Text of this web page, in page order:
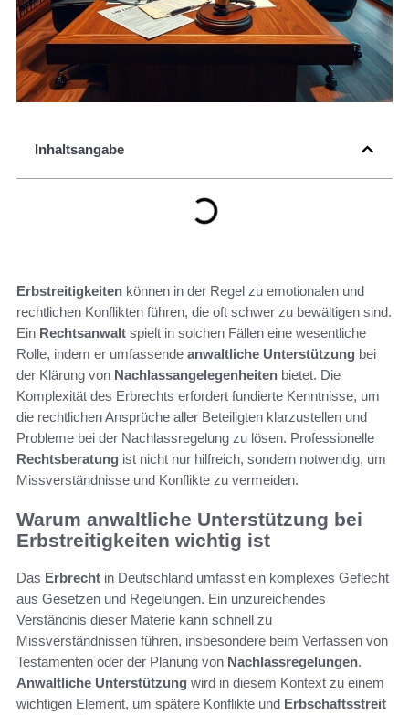
Inhaltsangabe
Erbstreitigkeiten können in der Regel zu emotionalen und
rechtlichen Konflikten führen, die oft schwer zu bewältigen sind.
Ein Rechtsanwalt spielt in solchen Fällen eine wesentliche
Rolle, indem er umfassende anwaltliche Unterstützung bei
der Klärung von Nachlassangelegenheiten bietet. Die
Komplexität des Erbrechts erfordert fundierte Kenntnisse, um
die rechtlichen Ansprüche aller Beteiligten klarzustellen und
Probleme bei der Nachlassregelung zu lösen. Professionelle
Rechtsberatung ist nicht nur hilfreich, sondern notwendig, um
Missverständnisse und Konflikte zu vermeiden.
Warum anwaltliche Unterstützung bei
Erbstreitigkeiten wichtig ist
Das Erbrecht in Deutschland umfasst ein komplexes Geflecht
aus Gesetzen und Regelungen. Ein unzureichendes
Verständnis dieser Materie kann schnell zu
Missverständnissen führen, insbesondere beim Verfassen von
Testamenten oder der Planung von Nachlassregelungen.
Anwaltliche Unterstützung wird in diesem Kontext zu einem
wichtigen Element, um spätere Konflikte und Erbschaftsstreit